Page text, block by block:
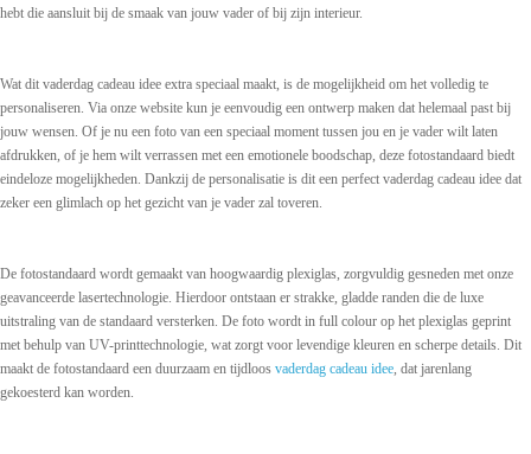
hebt die aansluit bij de smaak van jouw vader of bij zijn interieur.
Wat dit vaderdag cadeau idee extra speciaal maakt, is de mogelijkheid om het volledig te
personaliseren. Via onze website kun je eenvoudig een ontwerp maken dat helemaal past bij
jouw wensen. Of je nu een foto van een speciaal moment tussen jou en je vader wilt laten
afdrukken, of je hem wilt verrassen met een emotionele boodschap, deze fotostandaard biedt
eindeloze mogelijkheden. Dankzij de personalisatie is dit een perfect vaderdag cadeau idee dat
zeker een glimlach op het gezicht van je vader zal toveren.
De fotostandaard wordt gemaakt van hoogwaardig plexiglas, zorgvuldig gesneden met onze
geavanceerde lasertechnologie. Hierdoor ontstaan er strakke, gladde randen die de luxe
uitstraling van de standaard versterken. De foto wordt in full colour op het plexiglas geprint
met behulp van UV-printtechnologie, wat zorgt voor levendige kleuren en scherpe details. Dit
maakt de fotostandaard een duurzaam en tijdloos vaderdag cadeau idee, dat jarenlang
gekoesterd kan worden.